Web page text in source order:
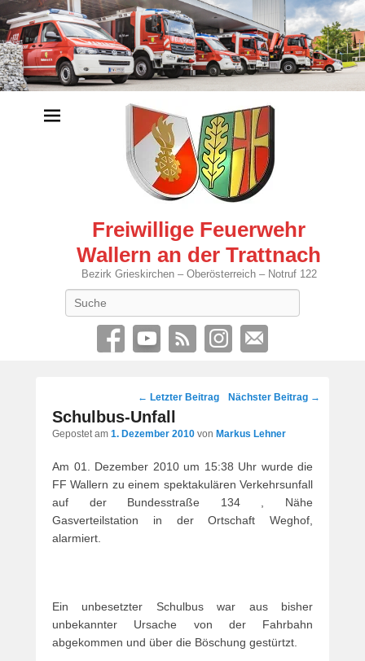
Freiwillige Feuerwehr
Wallern an der Trattnach
Bezirk Grieskirchen – Oberösterreich – Notruf 122
Post
navigation
← Letzter Beitrag Nächster Beitrag →
Schulbus-Unfall
Gepostet am 1. Dezember 2010 von Markus Lehner
Am 01. Dezember 2010 um 15:38 Uhr wurde die
FF Wallern zu einem spektakulären Verkehrsunfall
auf der Bundesstraße 134 , Nähe
Gasverteilstation in der Ortschaft Weghof,
alarmiert.
Ein unbesetzter Schulbus war aus bisher
unbekannter Ursache von der Fahrbahn
abgekommen und über die Böschung gestürtzt.